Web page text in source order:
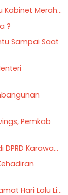
Kabinet Merah...
?
Sampai Saat
Pemkab
Karawa...
Hari Lalu Li...